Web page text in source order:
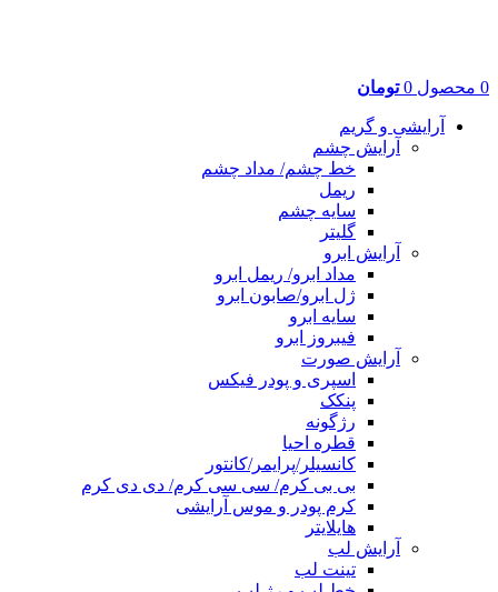
0 محصول 0 تومان
آرایشی و گریم
آرایش چشم
خط چشم/ مداد چشم
ریمل
سایه چشم
گلیتر
آرایش ابرو
مداد ابرو/ ریمل ابرو
ژل ابرو/صابون ابرو
سایه ابرو
فیبروز ابرو
آرایش صورت
اسپری و پودر فیکس
پنکک
رژگونه
قطره احیا
کانسیلر/پرایمر/کانتور
بی بی کرم/ سی سی کرم/ دی دی کرم
کرم پودر و موس آرایشی
هایلایتر
آرایش لب
تینت لب